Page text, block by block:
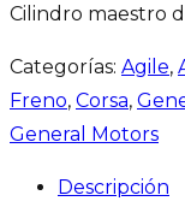
Cilindro maestro
Categorías: Agile,
Freno, Corsa,
General Motors
Descripción